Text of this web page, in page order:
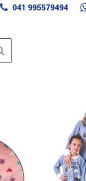
041 995579494